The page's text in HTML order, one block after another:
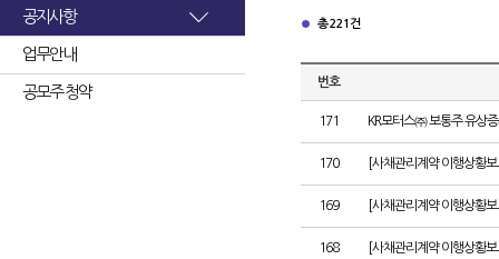
공지사항
업무안내
공모주 청약
총 221건
번호
171 KR모터스㈜ 보통주 유상
170 [사채관리계약 이행상황
169 [사채관리계약 이행상황
168 [사채관리계약 이행상황